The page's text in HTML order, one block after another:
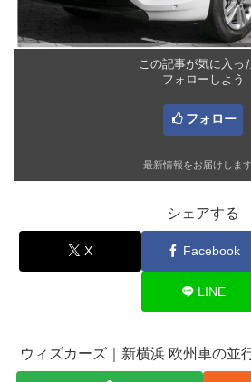
この記事が気に入っ
フォローしよう
フォロー
最新情報をお届けします
シェアする
X Facebook
LINE
ウィズカーズ｜新横浜 欧州車の並